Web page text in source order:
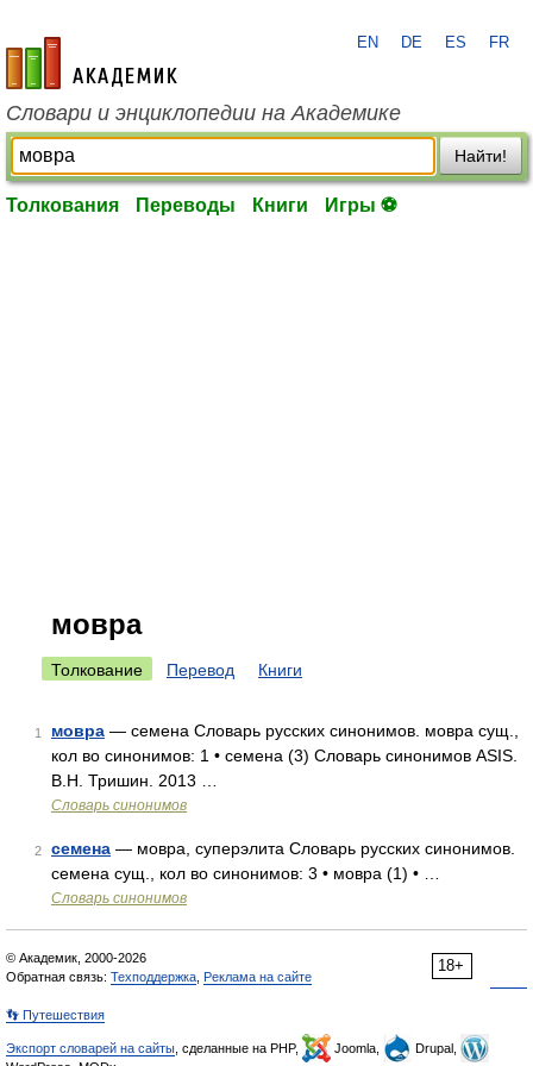
academic.ru
EN DE ES FR
Словари и энциклопедии на Академике
Найти!
Толкования Переводы Книги Игры ⚽
мовра
Толкование Перевод Книги
1 мовра — семена Словарь русских синонимов. мовра сущ.,
кол во синонимов: 1 • семена (3) Словарь синонимов ASIS.
В.Н. Тришин. 2013 …
Словарь синонимов
2 семена — мовра, суперэлита Словарь русских синонимов.
семена сущ., кол во синонимов: 3 • мовра (1) • …
Словарь синонимов
18+
© Академик, 2000-2026
Обратная связь: Техподдержка Реклама на сайте
👣 Путешествия
Экспорт словарей на сайты , сделанные на PHP, Joomla,
Drupal,